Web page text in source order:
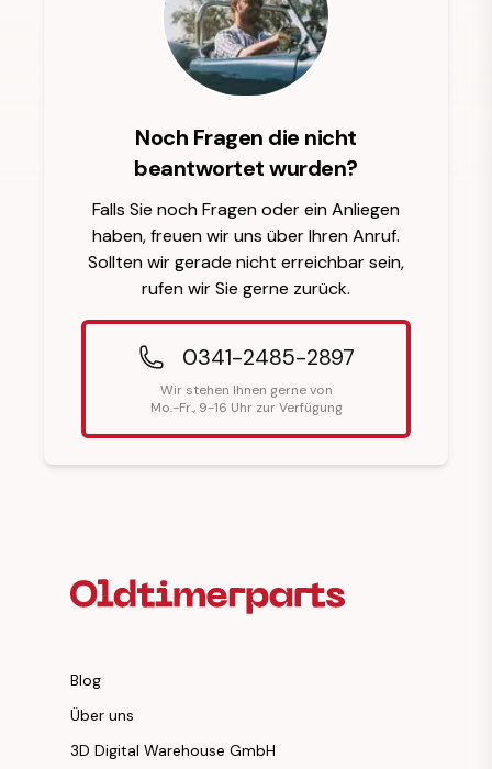
Noch Fragen die nicht
beantwortet wurden?
Falls Sie noch Fragen oder ein Anliegen
haben, freuen wir uns über Ihren Anruf.
Sollten wir gerade nicht erreichbar sein,
rufen wir Sie gerne zurück.
0341-2485-2897
Wir stehen Ihnen gerne von
Mo.-Fr., 9-16 Uhr zur Verfügung
Blog
Über uns
3D Digital Warehouse GmbH